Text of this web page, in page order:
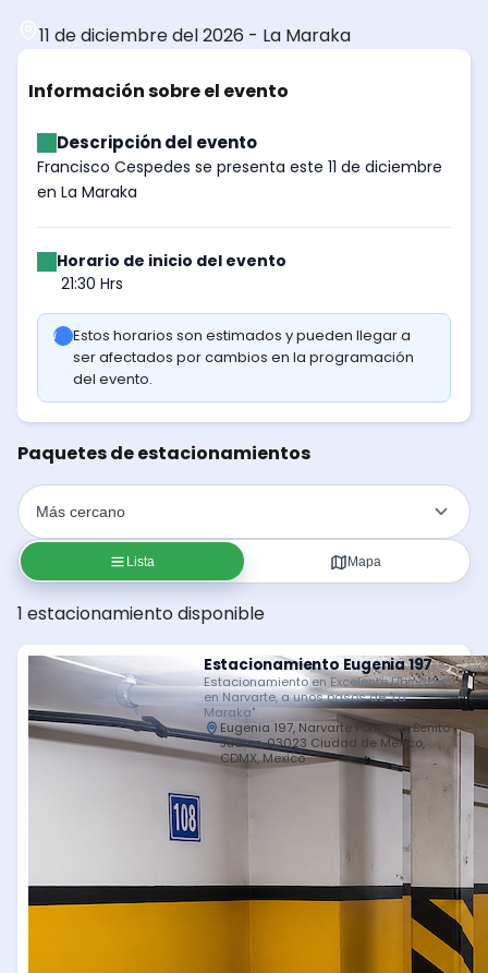
11 de diciembre del 2026 - La Maraka
Información sobre el evento
Descripción del evento
Francisco Cespedes se presenta este 11 de diciembre
en La Maraka
Horario de inicio del evento
21:30 Hrs
Estos horarios son estimados y pueden llegar a
ser afectados por cambios en la programación
del evento.
Paquetes de estacionamientos
Lista Mapa
1 estacionamiento disponible
Estacionamiento Eugenia 197
Estacionamiento en Excelente Ubicación
en Narvarte, a unos pasos de "La
Maraka"
Eugenia 197, Narvarte Poniente, Benito
Juárez, 03023 Ciudad de México,
CDMX, Mexico